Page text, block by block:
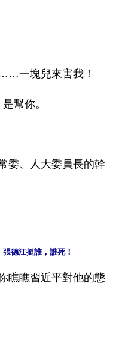
一塊兒來害我！
幫你。
委、人大委員長的幹
德江挺誰，誰死！
瞧瞧習近平對他的態